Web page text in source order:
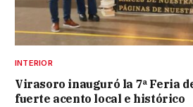
INTERIOR
Virasoro inauguró la 7ª Feria
fuerte acento local e histórico